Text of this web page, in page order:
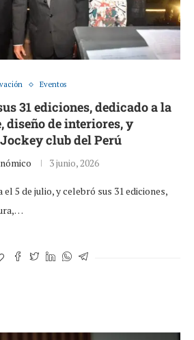
Eventos
31 ediciones, dedicado a la
diseño de interiores, y
club del Perú
3 junio, 2026
5 de julio, y celebró sus 31 ediciones,